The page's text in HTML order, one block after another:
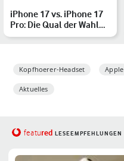
iPhone 17 vs. iPhone 17
Pro: Die Qual der Wahl
oder einfache Ents…
Kopfhoerer-Headset Apple
Aktuelles
featured LESEEMPFEHLUNGEN